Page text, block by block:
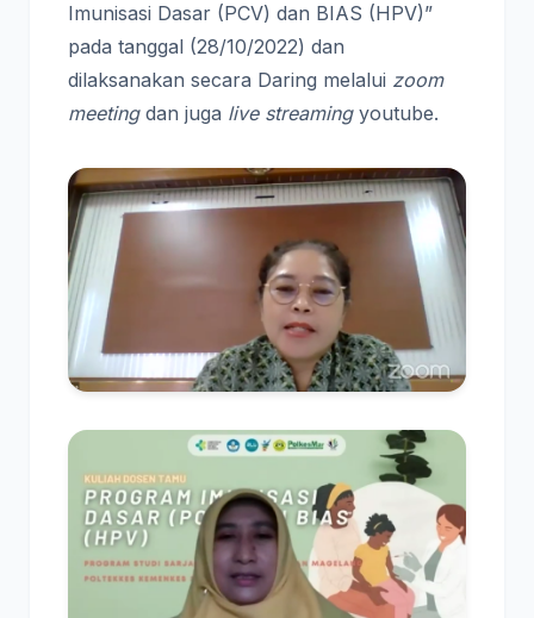
Imunisasi Dasar (PCV) dan BIAS (HPV)”
pada tanggal (28/10/2022) dan
dilaksanakan secara Daring melalui zoom
meetingdan juga live streamingyoutube.